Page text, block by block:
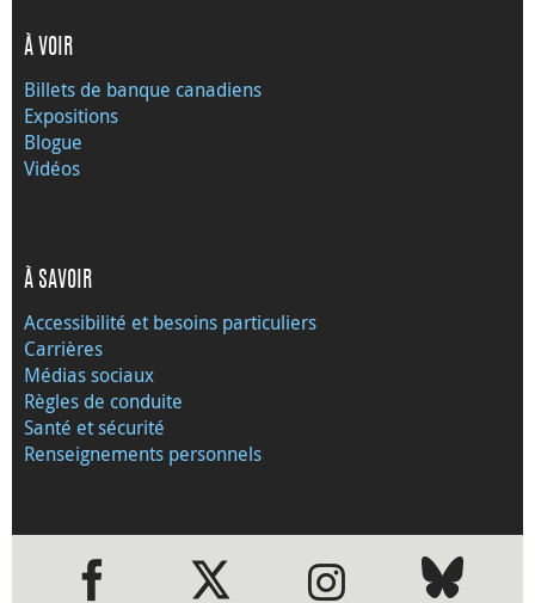
À VOIR
Billets de banque canadiens
Expositions
Blogue
Vidéos
À SAVOIR
Accessibilité et besoins particuliers
Carrières
Médias sociaux
Règles de conduite
Santé et sécurité
Renseignements personnels